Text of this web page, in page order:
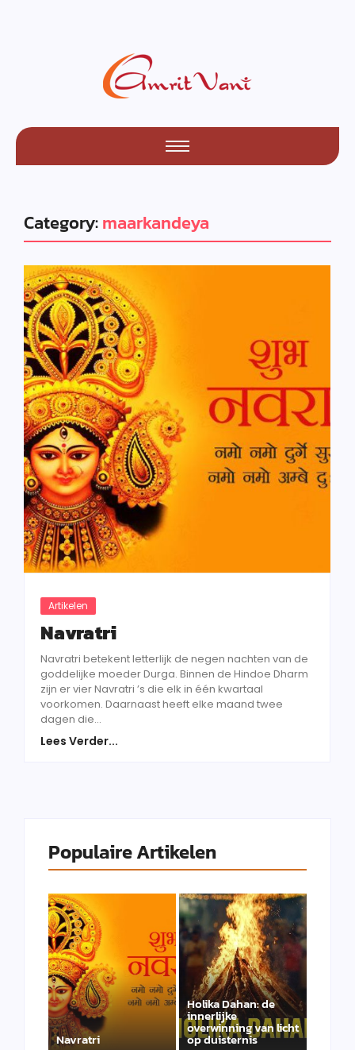
Category:maarkandeya
Artikelen
Navratri
Navratri betekent letterlijk de negen nachten van de
goddelijke moeder Durga. Binnen de Hindoe Dharm
zijn er vier Navratri ’s die elk in één kwartaal
voorkomen. Daarnaast heeft elke maand twee
dagen die...
Lees Verder...
Populaire Artikelen
Navratri
Holika Dahan: de
innerlijke
overwinning van licht
op duisternis